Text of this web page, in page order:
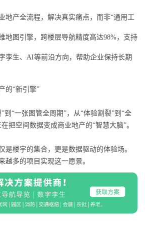
地产全流程，解决真实痛点，而非“通用工
地图引擎，跨楼层导航精度高达98%，支持
孪生、AI等前沿方向，帮助企业保持长期
的“新引擎”
到“一张图管全周期”，从“体验割裂”到“全
把空间数据变成商业地产的“智慧大脑”。
是楼宇的集合，更是数据驱动的体验场。
越多的项目实现这一愿景。